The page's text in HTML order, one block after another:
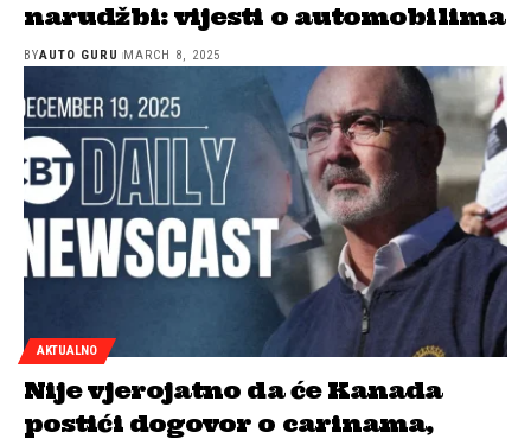
narudžbi: vijesti o automobilima
BYAUTO GURU MARCH 8, 2025
AKTUALNO
Nije vjerojatno da će Kanada
postići dogovor o carinama,